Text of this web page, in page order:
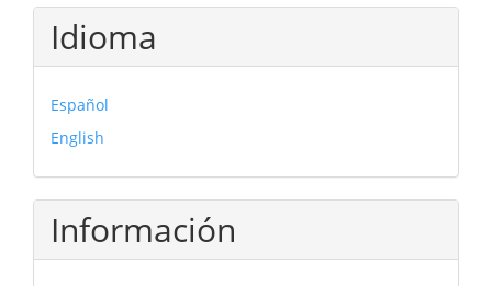
Idioma
Español
English
Información